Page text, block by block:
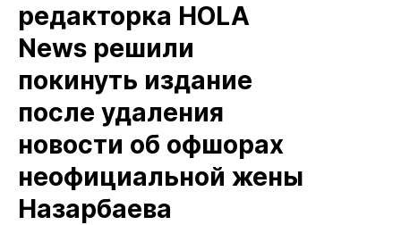
редакторка HOLA
News решили
покинуть издание
после удаления
новости об офшорах
неофициальной жены
Назарбаева